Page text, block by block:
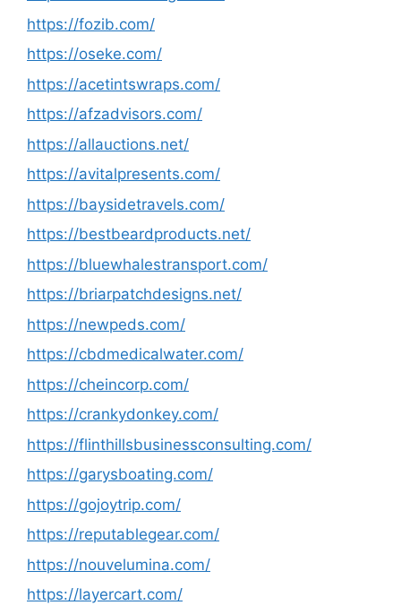
https://fozib.com/
https://oseke.com/
https://acetintswraps.com/
https://afzadvisors.com/
https://allauctions.net/
https://avitalpresents.com/
https://baysidetravels.com/
https://bestbeardproducts.net/
https://bluewhalestransport.com/
https://briarpatchdesigns.net/
https://newpeds.com/
https://cbdmedicalwater.com/
https://cheincorp.com/
https://crankydonkey.com/
https://flinthillsbusinessconsulting.com/
https://garysboating.com/
https://gojoytrip.com/
https://reputablegear.com/
https://nouvelumina.com/
https://layercart.com/